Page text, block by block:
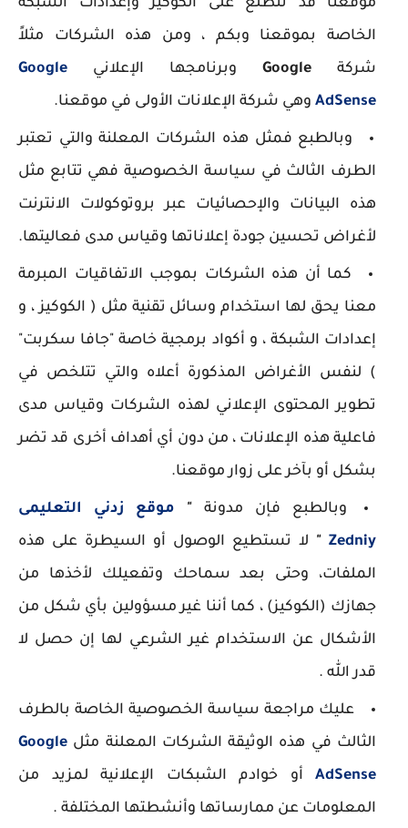
موقعنا قد تتطلع على الكوكيز وإعدادات الشبكة
الخاصة بموقعنا وبكم ، ومن هذه الشركات مثلاً
شركة Google وبرنامجها الإعلاني Google
AdSense وهي شركة الإعلانات الأولى في موقعنا.
وبالطبع فمثل هذه الشركات المعلنة والتي تعتبر
الطرف الثالث في سياسة الخصوصية فهي تتابع مثل
هذه البيانات والإحصائيات عبر بروتوكولات الانترنت
لأغراض تحسين جودة إعلاناتها وقياس مدى فعاليتها.
كما أن هذه الشركات بموجب الاتفاقيات المبرمة
معنا يحق لها استخدام وسائل تقنية مثل ( الكوكيز ، و
إعدادات الشبكة ، و أكواد برمجية خاصة "جافا سكربت"
) لنفس الأغراض المذكورة أعلاه والتي تتلخص في
تطوير المحتوى الإعلاني لهذه الشركات وقياس مدى
فاعلية هذه الإعلانات ، من دون أي أهداف أخرى قد تضر
بشكل أو بآخر على زوار موقعنا.
وبالطبع فإن مدونة " موقع زدني التعليمى
Zedniy
" لا تستطيع الوصول أو السيطرة على هذه
الملفات، وحتى بعد سماحك وتفعيلك لأخذها من
جهازك (الكوكيز) ، كما أننا غير مسؤولين بأي شكل من
الأشكال عن الاستخدام غير الشرعي لها إن حصل لا
قدر الله .
عليك مراجعة سياسة الخصوصية الخاصة بالطرف
الثالث في هذه الوثيقة الشركات المعلنة مثل Google
AdSense أو خوادم الشبكات الإعلانية لمزيد من
المعلومات عن ممارساتها وأنشطتها المختلفة .